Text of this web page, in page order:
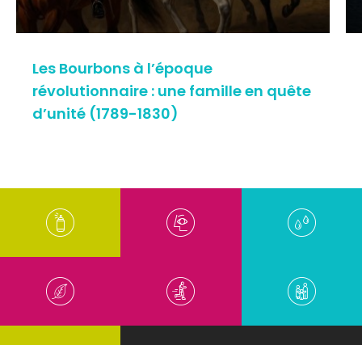
Les Bourbons à l’époque
révolutionnaire : une famille en quête
d’unité (1789-1830)